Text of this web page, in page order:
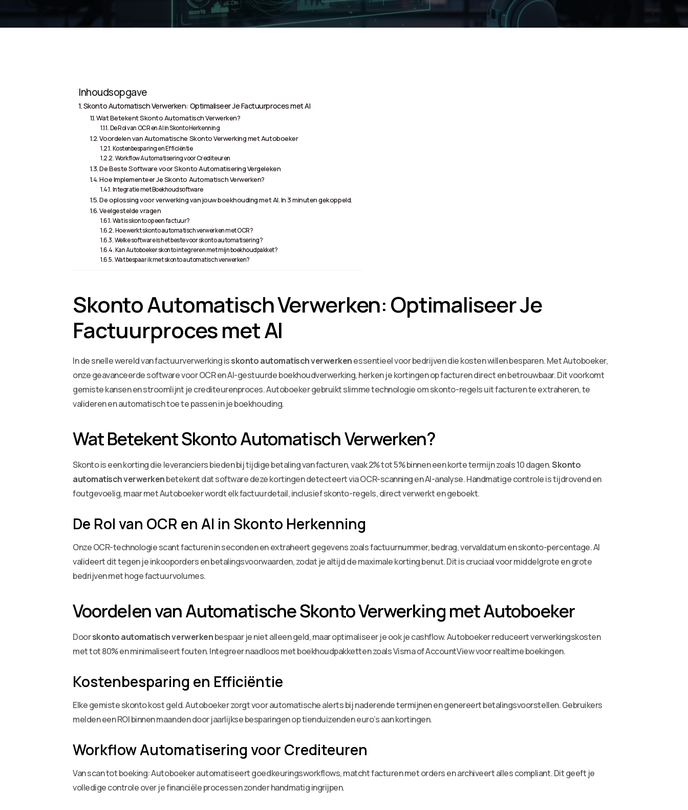
Inhoudsopgave
Skonto Automatisch Verwerken: Optimaliseer Je Factuurproces met AI
Wat Betekent Skonto Automatisch Verwerken?
De Rol van OCR en AI in Skonto Herkenning
Voordelen van Automatische Skonto Verwerking met Autoboeker
Kostenbesparing en Efficiëntie
Workflow Automatisering voor Crediteuren
De Beste Software voor Skonto Automatisering Vergeleken
Hoe Implementeer Je Skonto Automatisch Verwerken?
Integratie met Boekhoudsoftware
De oplossing voor verwerking van jouw boekhouding met AI. In 3 minuten gekoppeld.
Veelgestelde vragen
Wat is skonto op een factuur?
Hoe werkt skonto automatisch verwerken met OCR?
Welke software is het beste voor skonto automatisering?
Kan Autoboeker skonto integreren met mijn boekhoudpakket?
Wat bespaar ik met skonto automatisch verwerken?
Skonto Automatisch Verwerken: Optimaliseer Je
Factuurproces met AI
In de snelle wereld van factuurverwerking isskonto automatisch verwerkenessentieel voor bedrijven die kosten willen besparen. Met Autoboeker,
onze geavanceerde software voor OCR en AI-gestuurde boekhoudverwerking, herken je kortingen op facturen direct en betrouwbaar. Dit voorkomt
gemiste kansen en stroomlijnt je crediteurenproces. Autoboeker gebruikt slimme technologie om skonto-regels uit facturen te extraheren, te
valideren en automatisch toe te passen in je boekhouding.
Wat Betekent Skonto Automatisch Verwerken?
Skonto is een korting die leveranciers bieden bij tijdige betaling van facturen, vaak 2% tot 5% binnen een korte termijn zoals 10 dagen.Skonto
automatisch verwerkenbetekent dat software deze kortingen detecteert via OCR-scanning en AI-analyse. Handmatige controle is tijdrovend en
foutgevoelig, maar met Autoboeker wordt elk factuurdetail, inclusief skonto-regels, direct verwerkt en geboekt.
De Rol van OCR en AI in Skonto Herkenning
Onze OCR-technologie scant facturen in seconden en extraheert gegevens zoals factuurnummer, bedrag, vervaldatum en skonto-percentage. AI
valideert dit tegen je inkooporders en betalingsvoorwaarden, zodat je altijd de maximale korting benut. Dit is cruciaal voor middelgrote en grote
bedrijven met hoge factuurvolumes.
Voordelen van Automatische Skonto Verwerking met Autoboeker
Doorskonto automatisch verwerkenbespaar je niet alleen geld, maar optimaliseer je ook je cashflow. Autoboeker reduceert verwerkingskosten
met tot 80% en minimaliseert fouten. Integreer naadloos met boekhoudpakketten zoals Visma of AccountView voor realtime boekingen.
Kostenbesparing en Efficiëntie
Elke gemiste skonto kost geld. Autoboeker zorgt voor automatische alerts bij naderende termijnen en genereert betalingsvoorstellen. Gebruikers
melden een ROI binnen maanden door jaarlijkse besparingen op tienduizenden euro’s aan kortingen.
Workflow Automatisering voor Crediteuren
Van scan tot boeking: Autoboeker automatiseert goedkeuringsworkflows, matcht facturen met orders en archiveert alles compliant. Dit geeft je
volledige controle over je financiële processen zonder handmatig ingrijpen.